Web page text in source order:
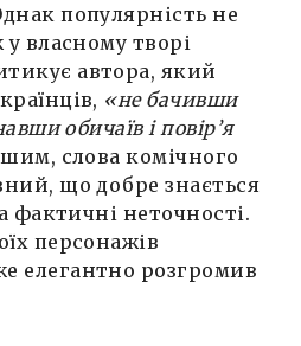
популярність не
у власному творі
автора, який
«не бачивши
обичаїв і повір’я
слова комічного
що добре знається
фактичні неточності.
персонажів
елегантно розгромив